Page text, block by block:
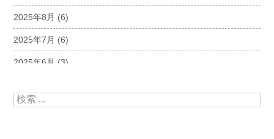
2025年8月 (6)
2025年7月 (6)
2025年6月 (3)
2025年4月(5)
検索: